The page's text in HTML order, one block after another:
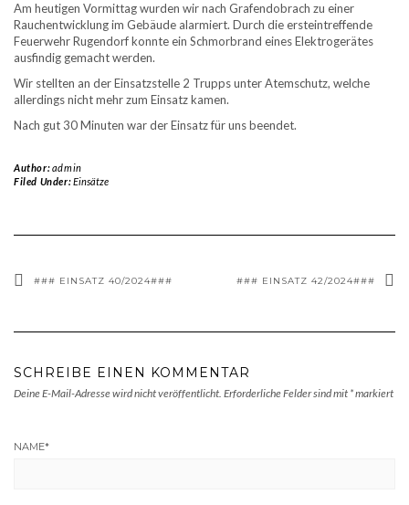
Am heutigen Vormittag wurden wir nach Grafendobrach zu einer
Rauchentwicklung im Gebäude alarmiert. Durch die ersteintreffende
Feuerwehr Rugendorf konnte ein Schmorbrand eines Elektrogerätes
ausfindig gemacht werden.
Wir stellten an der Einsatzstelle 2 Trupps unter Atemschutz, welche
allerdings nicht mehr zum Einsatz kamen.
Nach gut 30 Minuten war der Einsatz für uns beendet.
Author:admin
Filed Under:Einsätze
### EINSATZ 40/2024### ### EINSATZ 42/2024###
SCHREIBE EINEN KOMMENTAR
Deine E-Mail-Adresse wird nicht veröffentlicht. Erforderliche Felder sind mit *markiert
NAME*